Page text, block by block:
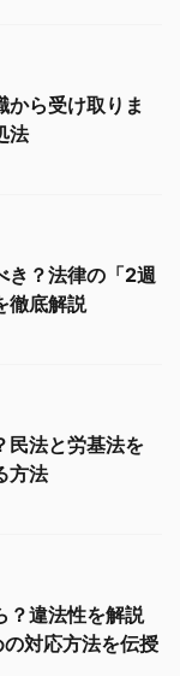
から受け取りま
法
き？法律の「2週
徹底解説
民法と労基法を
方法
？違法性を解説
対応方法を伝授